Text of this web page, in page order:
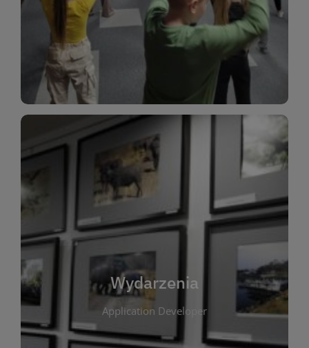
Dla Dzieci
To miejsce stworzone z myślą o najmłodszych
Wydarzenia
Application Developer
Wydarzenia
W tej zakładce publikujemy informacje o
wszystkich wydarzeniach organizowanych przez
bibliotekę. Znajdziesz tu zapowiedzi spotkań
autorskich, warsztatów, prelekcji i zajęć
tematycznych dla różnych grup wiekowych. Każde
wydarzenie ma na celu promowanie kultury
czytelniczej oraz integrację społeczności lokalnej.
Dzięki kalendarzowi wydarzeń możesz łatwo